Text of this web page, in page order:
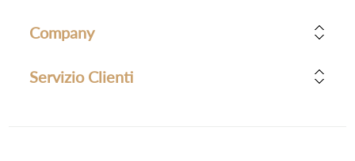
Company
Servizio Clienti